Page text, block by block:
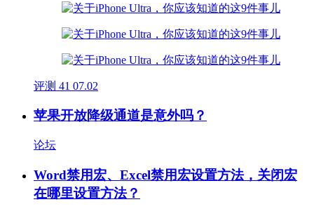
评测 41 07.02
苹果开放降级通道是意外吗？
论坛
Word禁用宏、Excel禁用宏设置方法，关闭宏
在哪里设置方法？